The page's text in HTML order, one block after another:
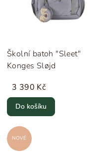
Školní batoh "Sleet"
Konges Sløjd
3 390 Kč
Do košíku
NOVÉ